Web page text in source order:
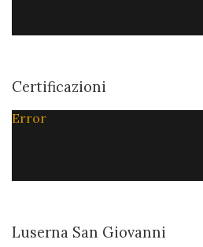
Certificazioni
Error
Luserna San Giovanni